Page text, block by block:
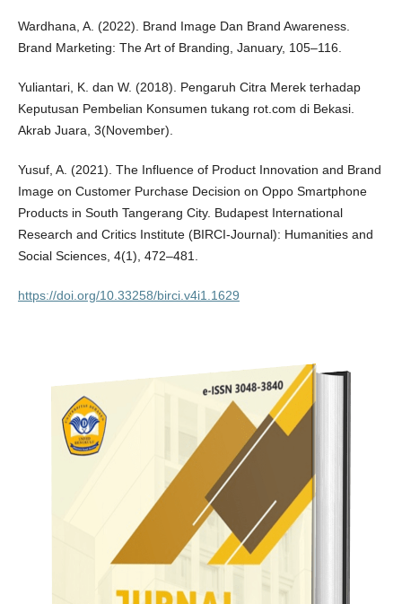
Wardhana, A. (2022). Brand Image Dan Brand Awareness.
Brand Marketing: The Art of Branding, January, 105–116.
Yuliantari, K. dan W. (2018). Pengaruh Citra Merek terhadap
Keputusan Pembelian Konsumen tukang rot.com di Bekasi.
Akrab Juara, 3(November).
Yusuf, A. (2021). The Influence of Product Innovation and Brand
Image on Customer Purchase Decision on Oppo Smartphone
Products in South Tangerang City. Budapest International
Research and Critics Institute (BIRCI-Journal): Humanities and
Social Sciences, 4(1), 472–481.
https://doi.org/10.33258/birci.v4i1.1629